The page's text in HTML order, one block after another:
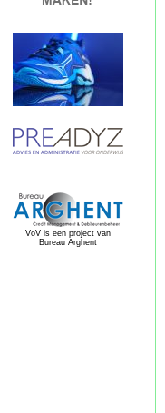
VoV is een project van
Bureau Arghent